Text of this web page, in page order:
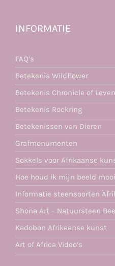
INFORMATIE
FAQ’s
Betekenis Wildflower
Betekenis Chronicle of
Betekenis Rockring
Betekenissen van Dieren
Grafmonumenten
Sokkels voor Afrikaanse
Hoe houd ik mijn beeld
Informatie steensoorten
Shona Art – Natuursteen
Kadobon Afrikaanse kunst
Art of Africa Video’s